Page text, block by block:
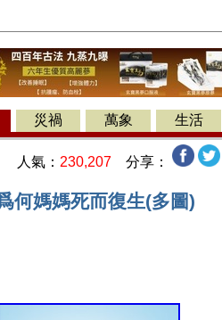
災禍 萬象 生活
人氣： 230,207 分享：
何媽媽死而復生(多圖)